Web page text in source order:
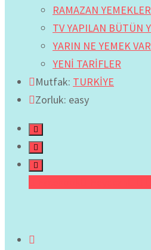
RAMAZAN
TV YAPILAN BÜTÜN
YARIN NE YEMEK VAR
YENİ TARİFLER
Mutfak: TURKİYE
Zorluk: easy